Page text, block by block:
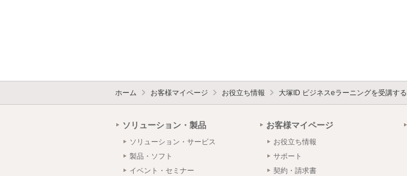
ホーム お客様マイページ お役立ち情報 大塚ID ビジネスeラーニングを受講する
ソリューション・製品
ソリューション・サービス
製品・ソフト
イベント・セミナー
お客様マイページ
お役立ち情報
サポート
契約・請求書